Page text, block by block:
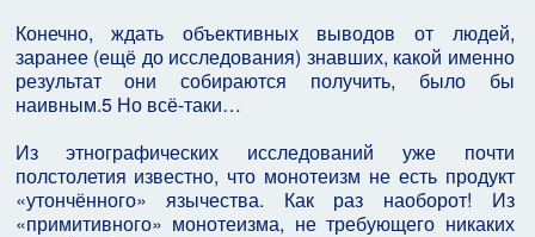
Конечно, ждать объективных выводов от людей,
заранее (ещё до исследования) знавших, какой именно
результат они собираются получить, было бы
наивным.5 Но всё-таки…
Из этнографических исследований уже почти
полстолетия известно, что монотеизм не есть продукт
«утончённого» язычества. Как раз наоборот! Из
«примитивного» монотеизма, не требующего никаких